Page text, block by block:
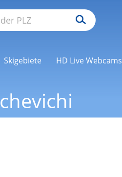
Skigebiete HD Live Webcams